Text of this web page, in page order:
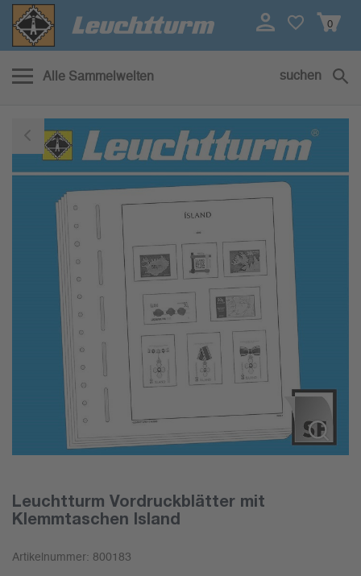
0
Alle Sammelwelten suchen
Leuchtturm Vordruckblätter mit
Klemmtaschen Island
Artikelnummer: 800183